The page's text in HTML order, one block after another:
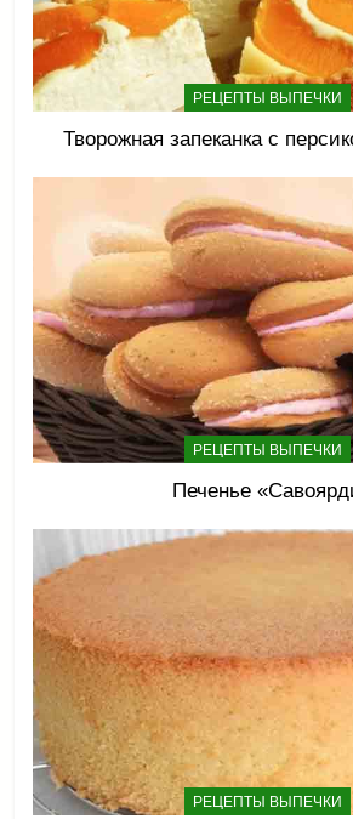
РЕЦЕПТЫ ВЫПЕЧКИ
Творожная запеканка с
РЕЦЕПТЫ ВЫПЕЧКИ
Печенье
РЕЦЕПТЫ ВЫПЕЧКИ